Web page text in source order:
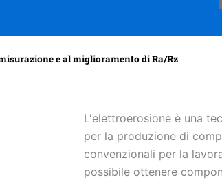
e al miglioramento di Ra/Rz
L'elettroerosione è una
per la produzione di
convenzionali per la
possibile ottenere